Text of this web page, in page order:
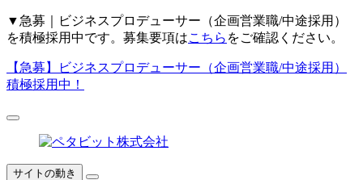
▼ 急募｜ビジネスプロデューサー（企画営業職/中途採用）
を積極採用中です。募集要項はこちら をご確認ください。
【急募】
ビジネスプロデューサー（企画営業職/中途採用）
積極採用中！
サイトの動き